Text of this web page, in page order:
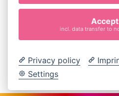
Impressum
incl. data transfer to
Privacy policy
Settings